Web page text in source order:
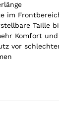
im
Taille
Komfort
vor